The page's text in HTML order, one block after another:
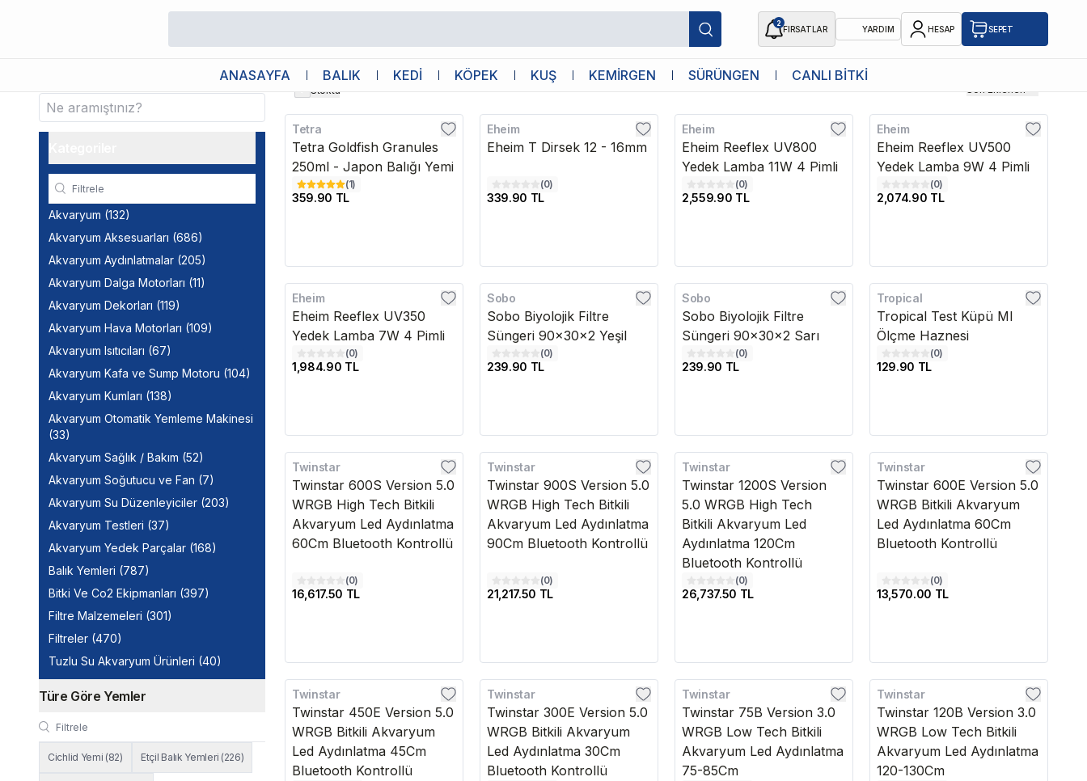
2
FIRSATLAR YARDIM HESAP SEPET
ANASAYFA BALIK KEDİ KÖPEK KUŞ KEMİRGEN SÜRÜNGEN CANLI BİTKİ
Akvaryum (132)
Akvaryum Aksesuarları (686)
Akvaryum Aydınlatmalar (205)
Akvaryum Dalga Motorları (11)
Akvaryum Dekorları (119)
Akvaryum Hava Motorları (109)
Akvaryum Isıtıcıları (67)
Akvaryum Kafa ve Sump Motoru (104)
Akvaryum Kumları (138)
Akvaryum Otomatik Yemleme Makinesi
(33)
Akvaryum Sağlık / Bakım (52)
Akvaryum Soğutucu ve Fan (7)
Akvaryum Su Düzenleyiciler (203)
Akvaryum Testleri (37)
Akvaryum Yedek Parçalar (168)
Balık Yemleri (787)
Bitki Ve Co2 Ekipmanları (397)
Filtre Malzemeleri (301)
Filtreler (470)
Tuzlu Su Akvaryum Ürünleri (40)
Türe Göre Yemler
Cichlid Yemi (82) Etçil Balık Yemleri (226)
Stokta Son Eklenen
Tetra
Tetra Goldfish Granules
250ml - Japon Balığı Yemi
(1)
359.90 TL
Eheim
Eheim T Dirsek 12 - 16mm
(0)
339.90 TL
Kargo Bedava
Eheim
Eheim Reeflex UV800
Yedek Lamba 11W 4 Pimli
(0)
2,559.90 TL
Kargo Bedava
Eheim
Eheim Reeflex UV500
Yedek Lamba 9W 4 Pimli
(0)
2,074.90 TL
Kargo Bedava
Eheim
Eheim Reeflex UV350
Yedek Lamba 7W 4 Pimli
(0)
1,984.90 TL
Sobo
Sobo Biyolojik Filtre
Süngeri 90x30x2 Yeşil
(0)
239.90 TL
Sobo
Sobo Biyolojik Filtre
Süngeri 90x30x2 Sarı
(0)
239.90 TL
Tropical
Tropical Test Küpü Ml
Ölçme Haznesi
(0)
129.90 TL
Kargo Bedava
Twinstar
Twinstar 600S Version 5.0
WRGB High Tech Bitkili
Akvaryum Led Aydınlatma
60Cm Bluetooth Kontrollü
(0)
16,617.50 TL
Kargo Bedava
Twinstar
Twinstar 900S Version 5.0
WRGB High Tech Bitkili
Akvaryum Led Aydınlatma
90Cm Bluetooth Kontrollü
(0)
21,217.50 TL
Kargo Bedava
Twinstar
Twinstar 1200S Version
5.0 WRGB High Tech
Bitkili Akvaryum Led
Aydınlatma 120Cm
Bluetooth Kontrollü
(0)
26,737.50 TL
Kargo Bedava
Twinstar
Twinstar 600E Version 5.0
WRGB Bitkili Akvaryum
Led Aydınlatma 60Cm
Bluetooth Kontrollü
(0)
13,570.00 TL
Kargo Bedava
Twinstar
Twinstar 450E Version 5.0
WRGB Bitkili Akvaryum
Led Aydınlatma 45Cm
Bluetooth Kontrollü
Kargo Bedava
Twinstar
Twinstar 300E Version 5.0
WRGB Bitkili Akvaryum
Led Aydınlatma 30Cm
Bluetooth Kontrollü
Kargo Bedava
Twinstar
Twinstar 75B Version 3.0
WRGB Low Tech Bitkili
Akvaryum Led Aydınlatma
75-85Cm
Kargo Bedava
Twinstar
Twinstar 120B Version 3.0
WRGB Low Tech Bitkili
Akvaryum Led Aydınlatma
120-130Cm